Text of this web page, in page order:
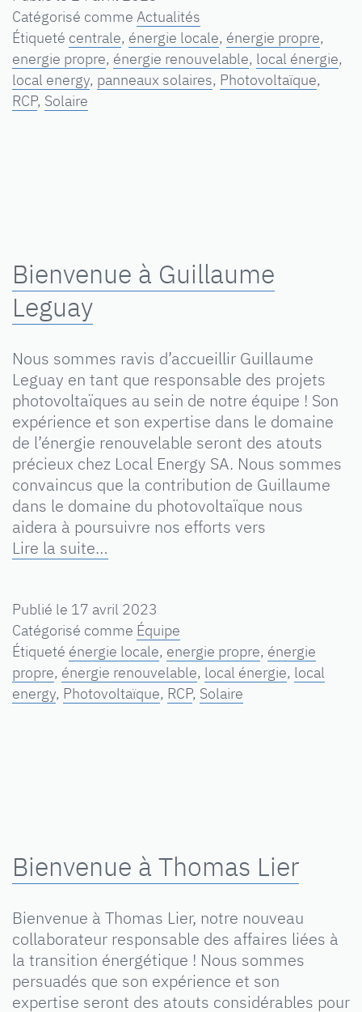
Catégorisé comme Actualités
Étiqueté centrale, énergie locale, énergie propre,
energie propre, énergie renouvelable, local énergie,
local energy, panneaux solaires, Photovoltaïque,
RCP, Solaire
Bienvenue à Guillaume
Leguay
Nous sommes ravis d’accueillir Guillaume
Leguay en tant que responsable des projets
photovoltaïques au sein de notre équipe ! Son
expérience et son expertise dans le domaine
de l’énergie renouvelable seront des atouts
précieux chez Local Energy SA. Nous sommes
convaincus que la contribution de Guillaume
dans le domaine du photovoltaïque nous
aidera à poursuivre nos efforts vers
Lire la suite…
Publié le 17 avril 2023
Catégorisé comme Équipe
Étiqueté énergie locale, energie propre, énergie
propre, énergie renouvelable, local énergie, local
energy, Photovoltaïque, RCP, Solaire
Bienvenue à Thomas Lier
Bienvenue à Thomas Lier, notre nouveau
collaborateur responsable des affaires liées à
la transition énergétique ! Nous sommes
persuadés que son expérience et son
expertise seront des atouts considérables pour